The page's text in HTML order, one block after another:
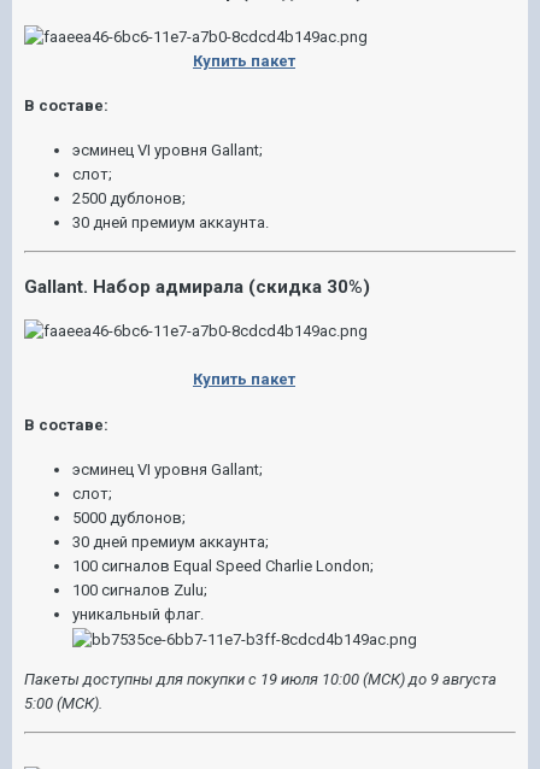
Купить пакет
В составе:
эсминец VI уровня Gallant;
слот;
2500 дублонов;
30 дней премиум аккаунта.
Gallant. Набор адмирала (скидка 30%)
Купить пакет
В составе:
эсминец VI уровня Gallant;
слот;
5000 дублонов;
30 дней премиум аккаунта;
100 сигналов Equal Speed Charlie London;
100 сигналов Zulu;
уникальный флаг.
Пакеты доступны для покупки с 19 июля 10:00 (МСК) до 9 августа
5:00 (МСК).